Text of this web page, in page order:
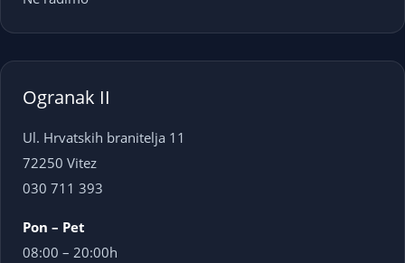
Ogranak II
Ul. Hrvatskih branitelja 11
72250 Vitez
030 711 393
Pon – Pet
08:00 – 20:00h